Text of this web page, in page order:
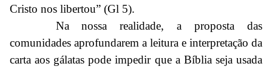
Cristo nos libertou” (Gl 5).
Na nossa realidade, a proposta das
comunidades aprofundarem a leitura e interpretação da
carta aos gálatas pode impedir que a Bíblia seja usada